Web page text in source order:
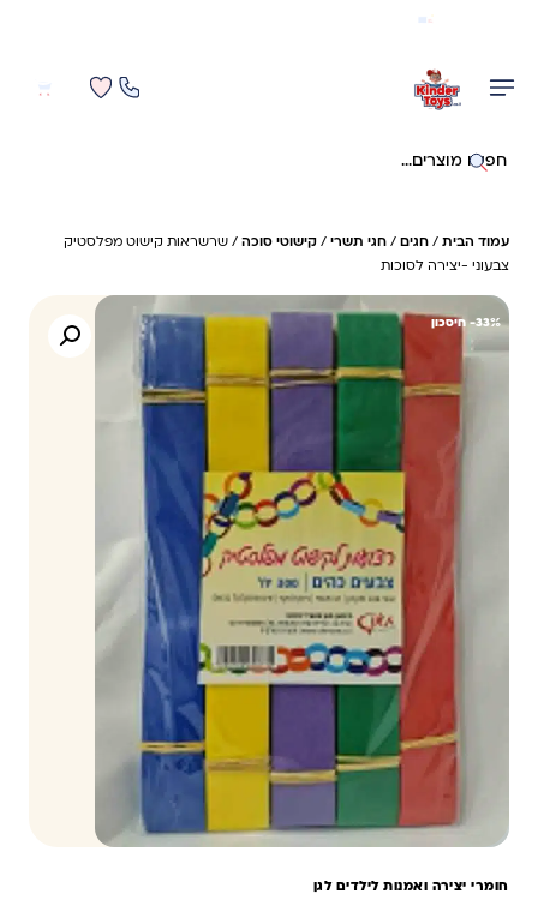
חיפוש באתר
עמוד הבית / חגים / חגי תשרי / קישוטי סוכה / שרשראות קישוט מפלסטיק
צבעוני -יצירה לסוכות
33%- חיסכון
חומרי יצירה ואמנות לילדים לגן